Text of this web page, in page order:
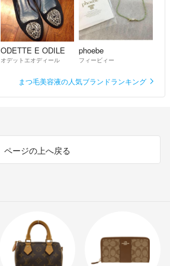
ODETTE E ODILE
オデットエオディール
phoebe
フィービィー
まつ毛美容液の人気ブランドランキング
ページの上へ戻る